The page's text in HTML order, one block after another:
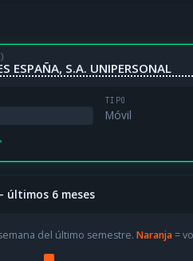
ESPAÑA, S.A. UNIPERSONAL
TIPO
Móvil
últimos 6 meses
del último semestre. Naranja=